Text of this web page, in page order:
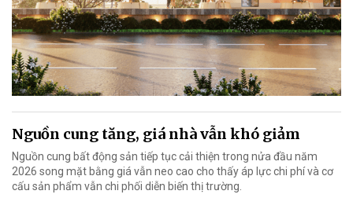
Nguồn cung tăng, giá nhà vẫn khó giảm
Nguồn cung bất động sản tiếp tục cải thiện trong nửa đầu năm
2026 song mặt bằng giá vẫn neo cao cho thấy áp lực chi phí và cơ
cấu sản phẩm vẫn chi phối diễn biến thị trường.